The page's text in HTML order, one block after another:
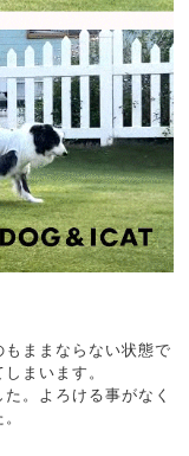
ままならない状態で
まいます。
。よろける事がなく